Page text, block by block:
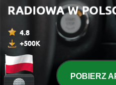
BVH Podcast
Międzynarodowe
POBIERZ